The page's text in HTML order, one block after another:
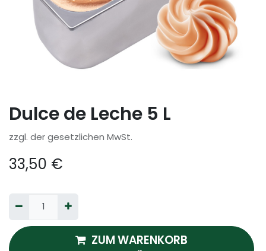
Dulce de Leche 5 L
zzgl. der gesetzlichen MwSt.
33,50 €
ZUM WARENKORB